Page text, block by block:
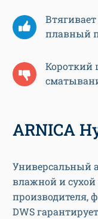
плавный
Короткий
ARNICA
Универсальный
влажной и
производителя,
DWS